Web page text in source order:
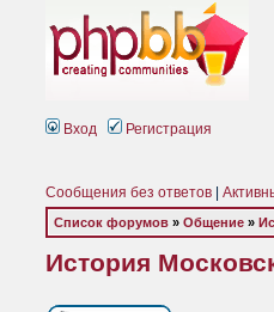
Вход Регистрация
Сообщения без ответов
Список форумов » Общение »
История